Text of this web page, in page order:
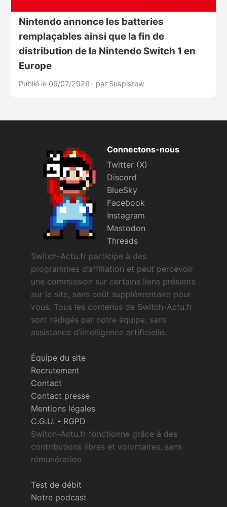
Nintendo annonce les batteries
remplaçables ainsi que la fin de
distribution de la Nintendo Switch 1 en
Europe
Publié le 06/07/2026 · par Suspistew
Connectons-nous
Twitter (X)
Discord
BlueSky
Facebook
Instagram
Mastodon
Threads
Switch-Actu.fr participe à des
programmes d’affiliation et peut percevoir
une commission sur certains liens présents
sur le site, sans coût supplémentaire pour
vous. Tous les contenus de Switch-Actu.fr
sont rédigés par notre équipe, sans
assistance d’intelligence artificielle.
Équipe du site
Recrutement
Contact
Contact presse
Mentions légales
C.G.U. - RGPD
Switch-Actu.fr fonctionne grâce à des
contributions libres et volontaires, sans
rémunération.
Test de débit
Notre podcast